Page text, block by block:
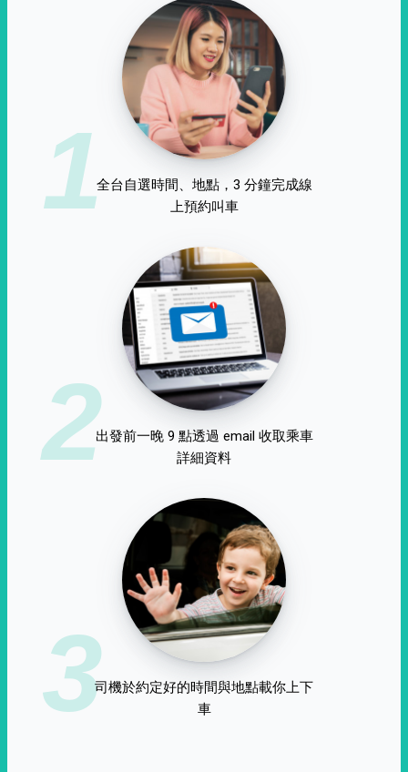
1全台自選時間、地點，3 分鐘完成線
上預約叫車
2出發前一晚 9 點透過 email 收取乘車
詳細資料
3司機於約定好的時間與地點載你上下
車